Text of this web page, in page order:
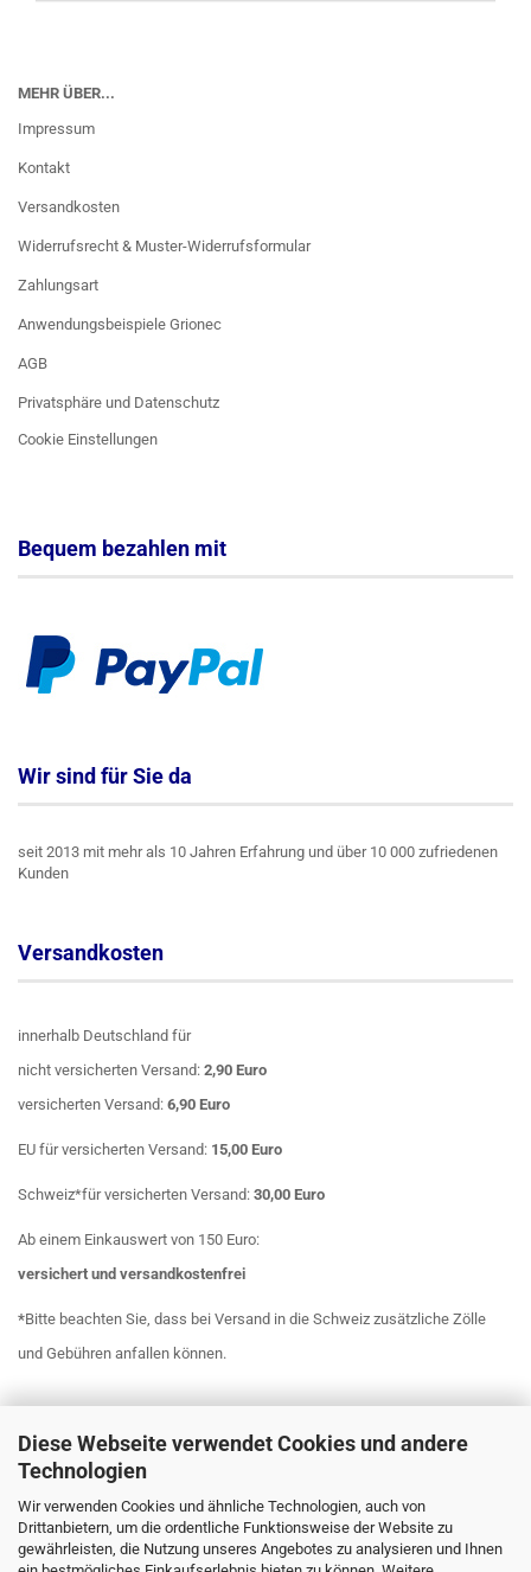
Diese Webseite verwendet Cookies und andere
Technologien
Wir verwenden Cookies und ähnliche Technologien, auch von
Drittanbietern, um die ordentliche Funktionsweise der Website zu
gewährleisten, die Nutzung unseres Angebotes zu analysieren und Ihnen
MEHR ÜBER...
Impressum
Kontakt
Versandkosten
Widerrufsrecht & Muster-Widerrufsformular
Zahlungsart
Anwendungsbeispiele Grionec
AGB
Privatsphäre und Datenschutz
Cookie Einstellungen
Bequem bezahlen mit
Wir sind für Sie da
seit 2013 mit mehr als 10 Jahren Erfahrung und über 10 000 zufriedenen
Kunden
Versandkosten
innerhalb Deutschland für
nicht versicherten Versand: 2,90 Euro
versicherten Versand: 6,90 Euro
EU für versicherten Versand: 15,00 Euro
Schweiz*für versicherten Versand: 30,00 Euro
Ab einem Einkauswert von 150 Euro:
versichert und versandkostenfrei
*Bitte beachten Sie, dass bei Versand in die Schweiz zusätzliche Zölle
und Gebühren anfallen können.